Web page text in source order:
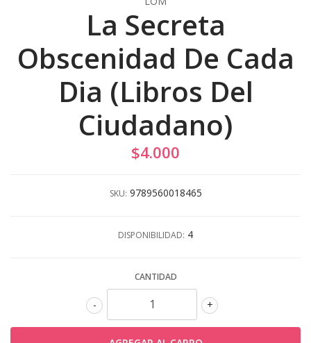
La Secreta
Obscenidad De Cada
Dia (Libros Del
Ciudadano)
$4.000
SKU: 9789560018465
DISPONIBILIDAD: 4
CANTIDAD
+
-